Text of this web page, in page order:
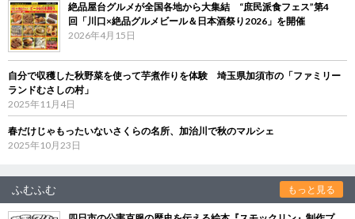
絶品屋台グルメが全国各地から大集結 “庶民派食フェス”第4
回「川口×絶品グルメビール＆日本酒祭り2026」を開催
2026年4月15日
自分で収穫した秋野菜を使って芋煮作りを体験 埼玉県加須市の「ファミリー
ランドむさしの村」
2025年11月4日
春だけじゃもったいないさくらの名所、加治川で秋のマルシェ
2025年10月23日
ふむふむ もっと見る